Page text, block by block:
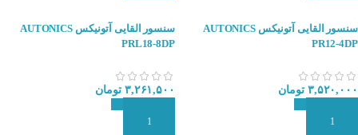
سنسور القایی آتونیکس AUTONICS
PR12-4DP
۳,۵۲۰,۰۰۰ تومان
سنسور القایی آتونیکس AUTONICS
PRL18-8DP
۳,۲۶۱,۵۰۰ تومان